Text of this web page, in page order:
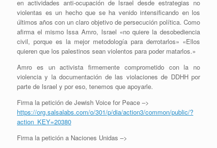
en actividades anti-ocupación de Israel desde estrategias no
violentas es un hecho que se ha venido intensificando en los
últimos años con un claro objetivo de persecución política. Como
afirma el mismo Issa Amro, Israel «no quiere la desobediencia
civil, porque es la mejor metodología para derrotarlos» «Ellos
quieren que los palestinos sean violentos para poder matarlos.»
Amro es un activista firmemente comprometido con la no
violencia y la documentación de las violaciones de DDHH por
parte de Israel y por eso, tenemos que apoyarle.
Firma la petición de Jewish Voice for Peace –>
https://org.salsalabs.com/o/301/p/dia/action3/common/public/?
action_KEY=20380
Firma la petición a Naciones Unidas –>